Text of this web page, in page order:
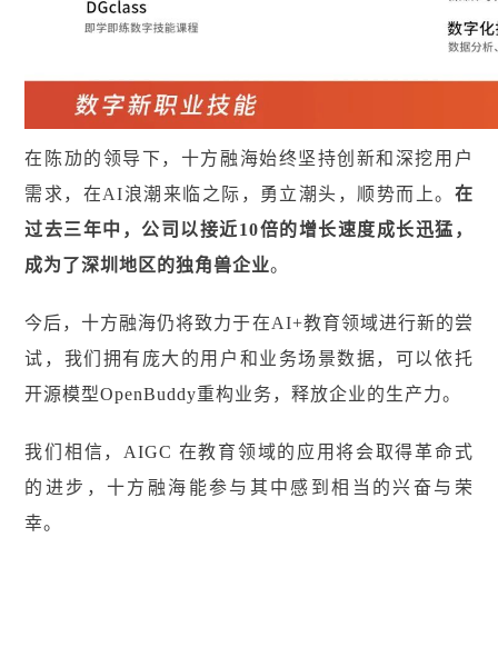
在陈劢的领导下，十方融海始终坚持创新和深挖用户
需求，在AI浪潮来临之际，勇立潮头，顺势而上。 在
过去三年中，公司以接近10倍的增长速度成长迅猛，
成为了深圳地区的独角兽企业。
今后，十方融海仍将致力于在AI+教育领域进行新的尝
试，我们拥有庞大的用户和业务场景数据，可以依托
开源模型OpenBuddy重构业务，释放企业的生产力。
我们相信， AIGC 在教育领域的应用将会取得革命式
的进步，十方融海能参与其中感到相当的兴奋与荣
幸。